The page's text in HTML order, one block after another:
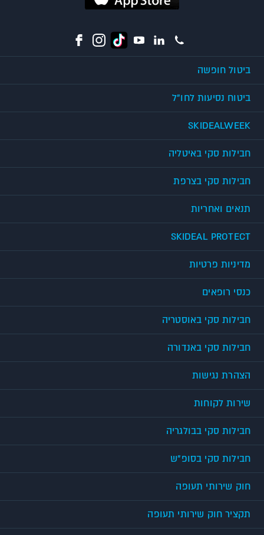
ביטול חופשה
ביטוח נסיעות לחו"ל
SKIDEALWEEK
חבילות סקי באיטליה
חבילות סקי בצרפת
תנאים ואחריות
SKIDEAL PROTECT
מדיניות פרטיות
כנסי רופאים
חבילות סקי באוסטריה
חבילות סקי באנדורה
הצהרת נגישות
שירות לקוחות
חבילות סקי בבולגריה
חבילות סקי בסופ"ש
חוק שירותי תעופה
תקציר חוק שירותי תעופה